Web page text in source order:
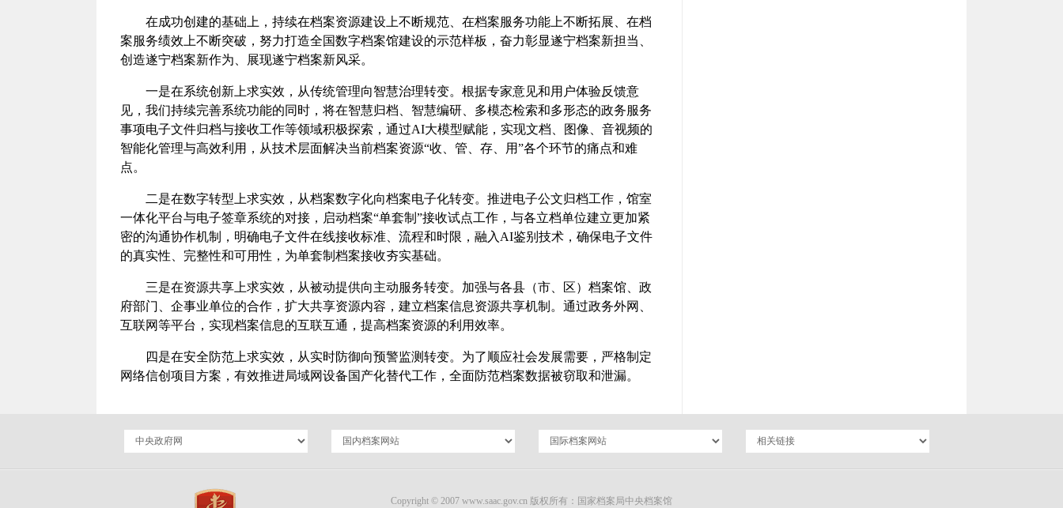
在成功创建的基础上，持续在档案资源建设上不断规范、在档案服务功能上不断拓展、在档
案服务绩效上不断突破，努力打造全国数字档案馆建设的示范样板，奋力彰显遂宁档案新担当、
创造遂宁档案新作为、展现遂宁档案新风采。
一是在系统创新上求实效，从传统管理向智慧治理转变。根据专家意见和用户体验反馈意
见，我们持续完善系统功能的同时，将在智慧归档、智慧编研、多模态检索和多形态的政务服务
事项电子文件归档与接收工作等领域积极探索，通过AI大模型赋能，实现文档、图像、音视频的
智能化管理与高效利用，从技术层面解决当前档案资源“收、管、存、用”各个环节的痛点和难
点。
二是在数字转型上求实效，从档案数字化向档案电子化转变。推进电子公文归档工作，馆室
一体化平台与电子签章系统的对接，启动档案“单套制”接收试点工作，与各立档单位建立更加紧
密的沟通协作机制，明确电子文件在线接收标准、流程和时限，融入AI鉴别技术，确保电子文件
的真实性、完整性和可用性，为单套制档案接收夯实基础。
三是在资源共享上求实效，从被动提供向主动服务转变。加强与各县（市、区）档案馆、政
府部门、企事业单位的合作，扩大共享资源内容，建立档案信息资源共享机制。通过政务外网、
互联网等平台，实现档案信息的互联互通，提高档案资源的利用效率。
四是在安全防范上求实效，从实时防御向预警监测转变。为了顺应社会发展需要，严格制定
网络信创项目方案，有效推进局域网设备国产化替代工作，全面防范档案数据被窃取和泄漏。
Copyright © 2007 www.saac.gov.cn 版权所有：国家档案局中央档案馆